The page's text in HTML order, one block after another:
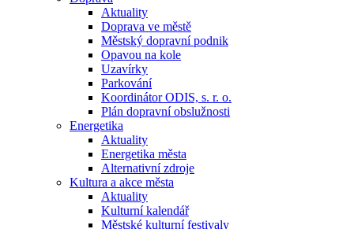
Aktuality
Doprava ve městě
Městský dopravní podnik
Opavou na kole
Uzavírky
Parkování
Koordinátor ODIS, s. r. o.
Plán dopravní obslužnosti
Energetika
Aktuality
Energetika města
Alternativní zdroje
Kultura a akce města
Aktuality
Kulturní kalendář
Městské kulturní festivaly